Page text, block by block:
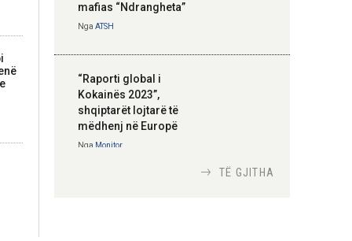
mafias “Ndrangheta”
Nga ATSH
“Raporti global i
Kokainës 2023”,
shqiptarët lojtarë të
mëdhenj në Europë
Nga Monitor
TË GJITHA